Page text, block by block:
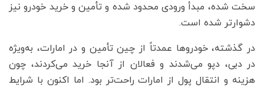
سخت شده، مبدأ ورودی محدود شده و تأمین و خرید خودرو نیز
دشوارتر شده است.
در گذشته، خودروها عمدتاً از چین تأمین و در امارات، به‌ویژه
در دبی، دپو می‌شدند و فعالان از آنجا خرید می‌کردند، چون
هزینه و انتقال پول از امارات راحت‌تر بود. اما اکنون با شرایط